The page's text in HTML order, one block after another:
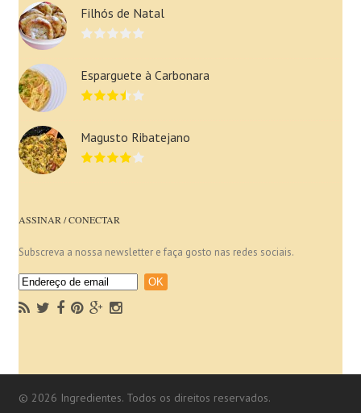
Filhós de Natal
Esparguete à Carbonara
Magusto Ribatejano
ASSINAR / CONECTAR
Subscreva a nossa newsletter e faça gosto nas redes sociais.
© 2026 Ingredientes. Todos os direitos reservados.